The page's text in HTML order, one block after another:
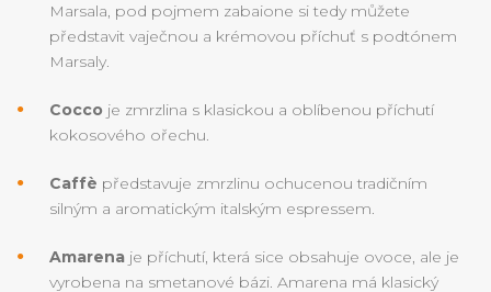
Marsala, pod pojmem zabaione si tedy můžete
představit vaječnou a krémovou příchuť s podtónem
Marsaly.
Cocco je zmrzlina s klasickou a oblíbenou příchutí
kokosového ořechu.
Caffè představuje zmrzlinu ochucenou tradičním
silným a aromatickým italským espressem.
Amarena je příchutí, která sice obsahuje ovoce, ale je
vyrobena na smetanové bázi. Amarena má klasický